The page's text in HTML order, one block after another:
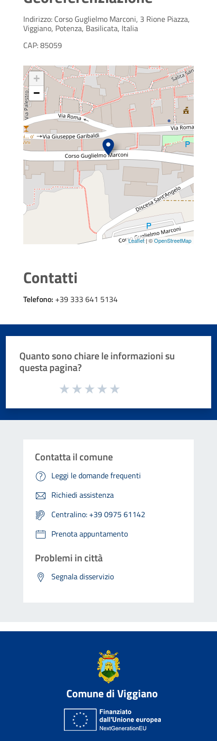
Indirizzo: Corso Guglielmo Marconi, 3 Rione Piazza,
Viggiano, Potenza, Basilicata, Italia
CAP: 85059
+
−
Leaflet| ©OpenStreetMap
Contatti
Telefono: +39 333 641 5134
Quanto sono chiare le informazioni su
questa pagina?
Valuta da 1 a 5 stelle la pagina
Contatta il comune
Leggi le domande frequenti
Richiedi assistenza
Centralino: +39 0975 61142
Prenota appuntamento
Problemi in città
Segnala disservizio
Comune di Viggiano